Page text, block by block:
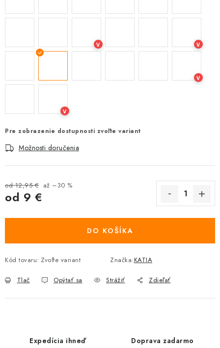
V V
V
V
Pre zobrazenie dostupnosti zvoľte variant
Možnosti doručenia
od 12,95 € až –30 %
od 9 €
DO KOŠÍKA
Kód tovaru: Zvoľte variant Značka:KATIA
Tlač Opýtať sa Strážiť Zdieľať
Expedícia ihneď Doprava zadarmo